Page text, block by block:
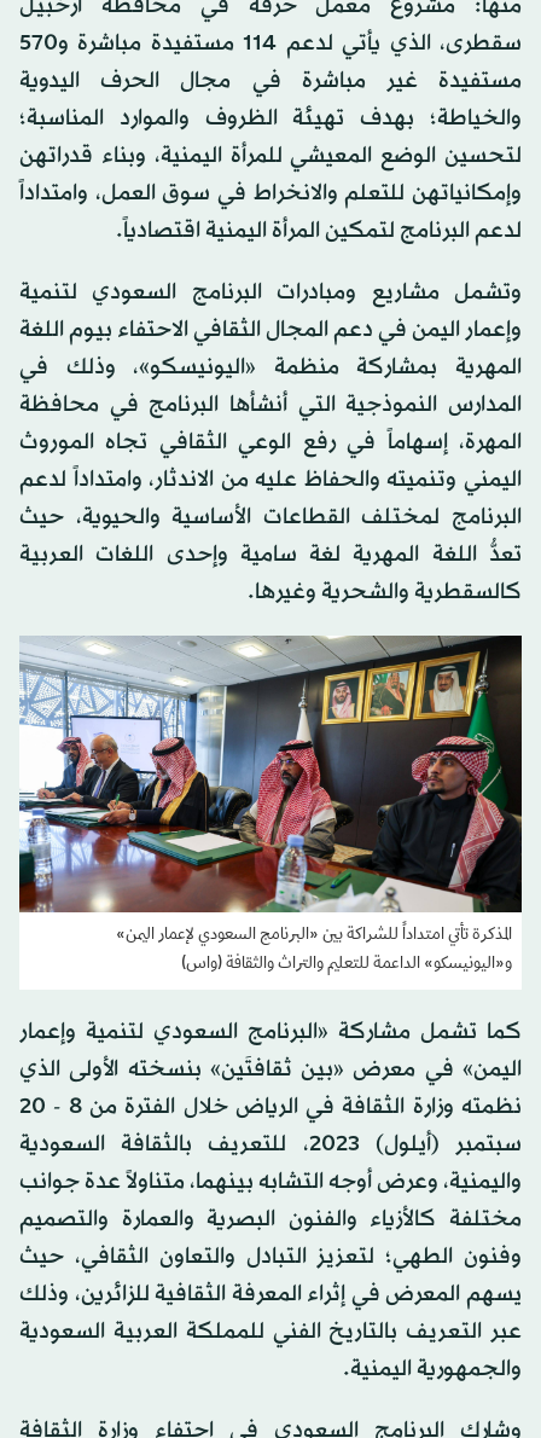
منها: مشروع معمل حرفة في محافظة أرخبيل
سقطرى، الذي يأتي لدعم 114 مستفيدة مباشرة و570
مستفيدة غير مباشرة في مجال الحرف اليدوية
والخياطة؛ بهدف تهيئة الظروف والموارد المناسبة؛
لتحسين الوضع المعيشي للمرأة اليمنية، وبناء قدراتهن
وإمكانياتهن للتعلم والانخراط في سوق العمل، وامتداداً
لدعم البرنامج لتمكين المرأة اليمنية اقتصادياً.
وتشمل مشاريع ومبادرات البرنامج السعودي لتنمية
وإعمار اليمن في دعم المجال الثقافي الاحتفاء بيوم اللغة
المهرية بمشاركة منظمة «اليونيسكو»، وذلك في
المدارس النموذجية التي أنشأها البرنامج في محافظة
المهرة، إسهاماً في رفع الوعي الثقافي تجاه الموروث
اليمني وتنميته والحفاظ عليه من الاندثار، وامتداداً لدعم
البرنامج لمختلف القطاعات الأساسية والحيوية، حيث
تعدُّ اللغة المهرية لغة سامية وإحدى اللغات العربية
كالسقطرية والشحرية وغيرها.
المذكرة تأتي امتداداً للشراكة بين «البرنامج السعودي لإعمار اليمن»
و«اليونيسكو» الداعمة للتعليم والتراث والثقافة (واس)
كما تشمل مشاركة «البرنامج السعودي لتنمية وإعمار
اليمن» في معرض «بين ثقافتَين» بنسخته الأولى الذي
نظمته وزارة الثقافة في الرياض خلال الفترة من 8 - 20
سبتمبر (أيلول) 2023، للتعريف بالثقافة السعودية
واليمنية، وعرض أوجه التشابه بينهما، متناولاً عدة جوانب
مختلفة كالأزياء والفنون البصرية والعمارة والتصميم
وفنون الطهي؛ لتعزيز التبادل والتعاون الثقافي، حيث
يسهم المعرض في إثراء المعرفة الثقافية للزائرين، وذلك
عبر التعريف بالتاريخ الفني للمملكة العربية السعودية
والجمهورية اليمنية.
وشارك البرنامج السعودي في احتفاء وزارة الثقافة